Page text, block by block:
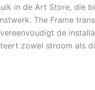
in de Art Store, die
The Frame
de
zowel stroom als